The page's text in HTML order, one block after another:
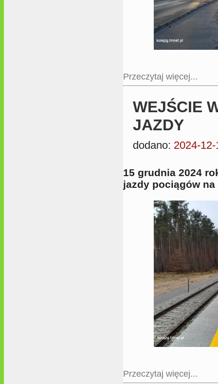
Przeczytaj więcej...
WEJŚCIE
JAZDY
dodano: 2024-
15 grudnia 2024
jazdy pociągów na
Przeczytaj więcej...